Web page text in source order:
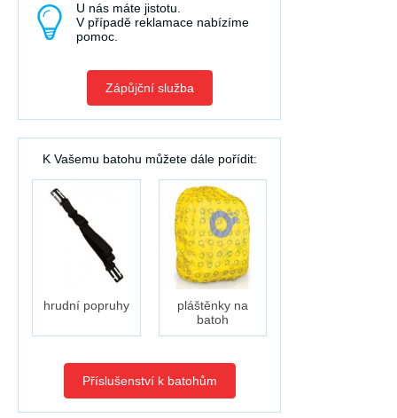
U nás máte jistotu.
V případě reklamace nabízíme
pomoc.
Zápůjční služba
K Vašemu batohu můžete dále pořídit:
hrudní popruhy
pláštěnky na
batoh
Příslušenství k batohům